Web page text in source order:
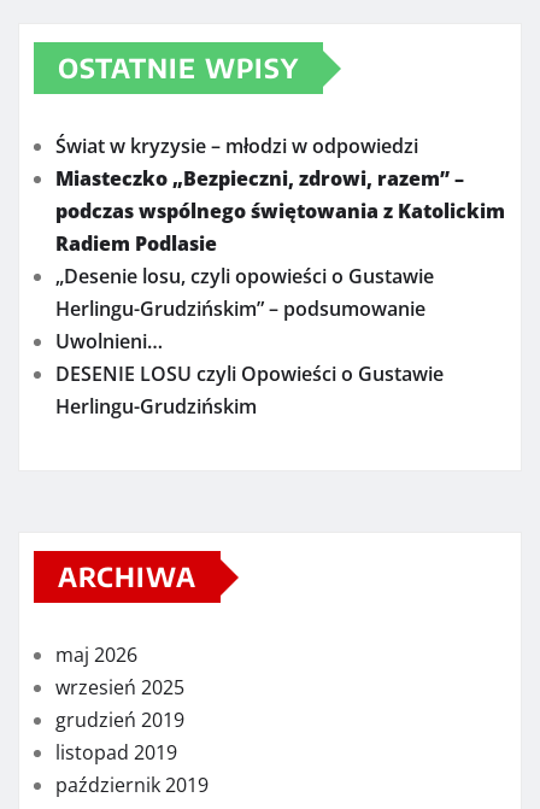
OSTATNIE WPISY
Świat w kryzysie – młodzi w odpowiedzi
Miasteczko „Bezpieczni, zdrowi, razem” –
podczas wspólnego świętowania z Katolickim
Radiem Podlasie
„Desenie losu, czyli opowieści o Gustawie
Herlingu-Grudzińskim” – podsumowanie
Uwolnieni…
DESENIE LOSU czyli Opowieści o Gustawie
Herlingu-Grudzińskim
ARCHIWA
maj 2026
wrzesień 2025
grudzień 2019
listopad 2019
październik 2019